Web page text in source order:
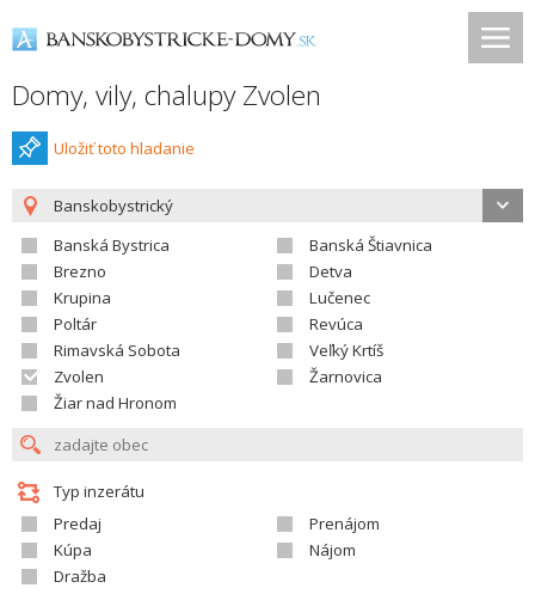
Domy, vily, chalupy Zvolen
Uložiť toto hladanie
Banskobystrický
Banská Bystrica
Banská Štiavnica
Brezno
Detva
Krupina
Lučenec
Poltár
Revúca
Rimavská Sobota
Veľký Krtíš
Zvolen
Žarnovica
Žiar nad Hronom
Typ inzerátu
Predaj
Prenájom
Kúpa
Nájom
Dražba